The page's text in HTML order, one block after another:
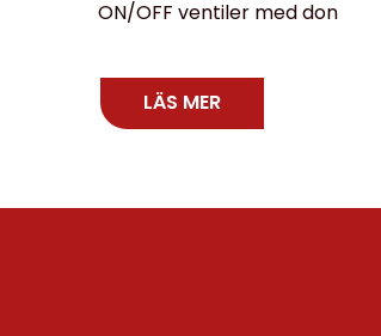
ON/OFF ventiler med don
LÄS MER